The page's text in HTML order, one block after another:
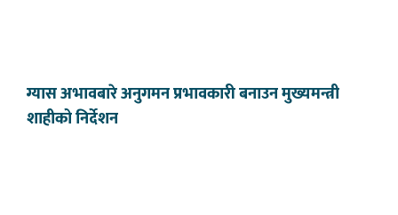
ग्यास अभावबारे अनुगमन प्रभावकारी बनाउन मुख्यमन्त्री
शाहीको निर्देशन